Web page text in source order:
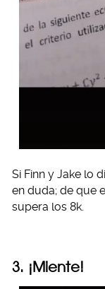
Si Finn y Jake lo
en duda; de que
supera los 8k.
3. ¡Miente!